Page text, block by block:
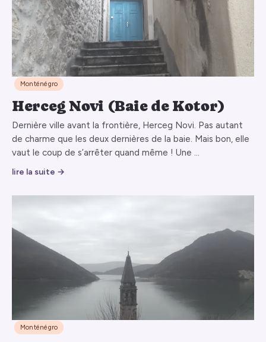
Monténégro
Herceg Novi (Baie de Kotor)
Dernière ville avant la frontière, Herceg Novi. Pas autant
de charme que les deux dernières de la baie. Mais bon, elle
vaut le coup de s’arrêter quand même ! Une …
lire la suite →
Monténégro